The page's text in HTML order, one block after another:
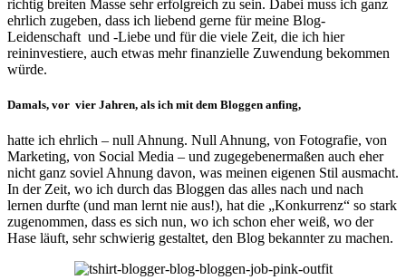
richtig breiten Masse sehr erfolgreich zu sein. Dabei muss ich ganz
ehrlich zugeben, dass ich liebend gerne für meine Blog-
Leidenschaft und -Liebe und für die viele Zeit, die ich hier
reininvestiere, auch etwas mehr finanzielle Zuwendung bekommen
würde.
Damals, vor vier Jahren, als ich mit dem Bloggen anfing,
hatte ich ehrlich – null Ahnung. Null Ahnung, von Fotografie, von
Marketing, von Social Media – und zugegebenermaßen auch eher
nicht ganz soviel Ahnung davon, was meinen eigenen Stil ausmacht.
In der Zeit, wo ich durch das Bloggen das alles nach und nach
lernen durfte (und man lernt nie aus!), hat die „Konkurrenz“ so stark
zugenommen, dass es sich nun, wo ich schon eher weiß, wo der
Hase läuft, sehr schwierig gestaltet, den Blog bekannter zu machen.